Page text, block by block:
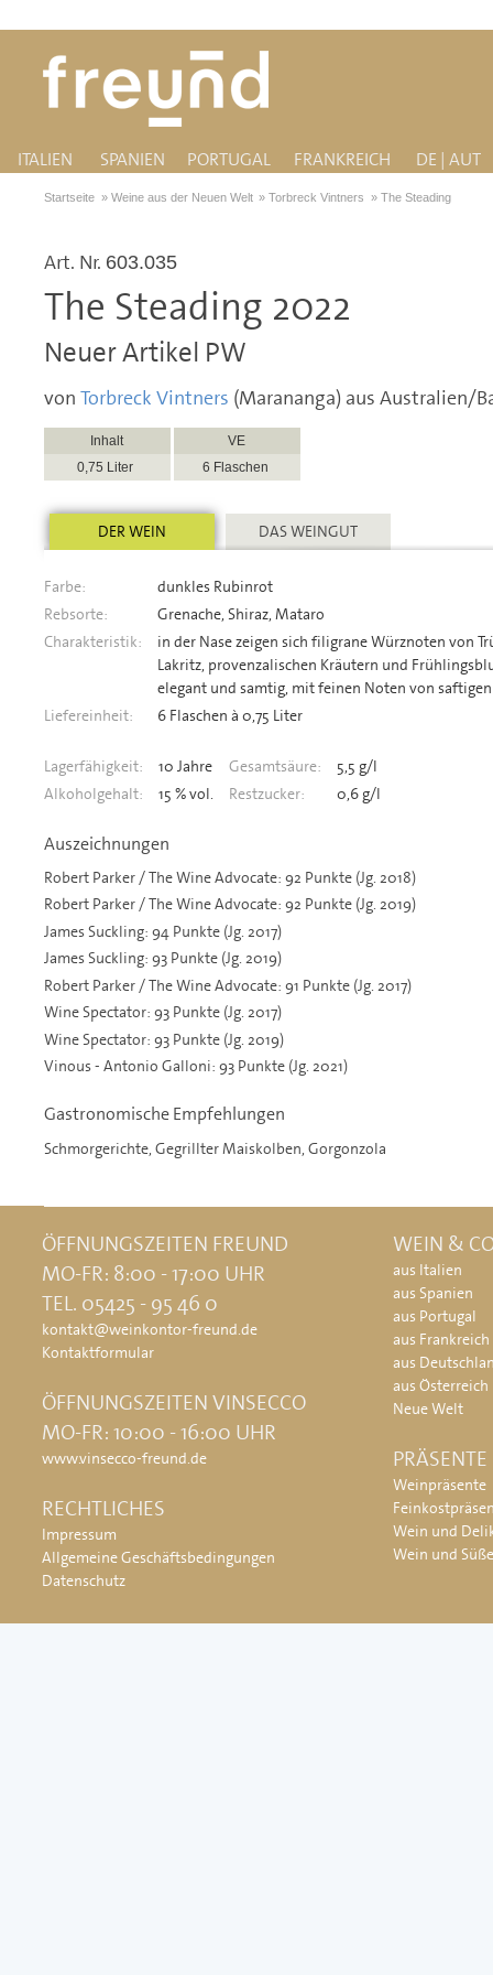
ITALIEN SPANIEN PORTUGAL FRANKREICH DE | AUT
Startseite » Weine aus der Neuen Welt »Torbreck Vintners »The Steading
Art. Nr. 603.035
The Steading 2022
Neuer Artikel PW
von Torbreck Vintners (Marananga) aus Australien/
Inhalt
VE
0,75 Liter
6 Flaschen
DER WEIN DAS WEINGUT
Farbe:
dunkles Rubinrot
Rebsorte:
Grenache, Shiraz, Mataro
Charakteristik:
in der Nase zeigen sich filigrane Würznoten von
Lakritz, provenzalischen Kräutern und
elegant und samtig, mit feinen Noten von
Liefereinheit:
6 Flaschen à 0,75 Liter
Lagerfähigkeit: 10 Jahre Gesamtsäure:
5,5 g/l
Alkoholgehalt:
15 % vol. Restzucker: 0,6 g/l
Auszeichnungen
Robert Parker / The Wine Advocate: 92 Punkte (Jg. 2018)
Robert Parker / The Wine Advocate: 92 Punkte (Jg. 2019)
James Suckling: 94 Punkte (Jg. 2017)
James Suckling: 93 Punkte (Jg. 2019)
Robert Parker / The Wine Advocate: 91 Punkte (Jg. 2017)
Wine Spectator: 93 Punkte (Jg. 2017)
Wine Spectator: 93 Punkte (Jg. 2019)
Vinous - Antonio Galloni: 93 Punkte (Jg. 2021)
Gastronomische Empfehlungen
Schmorgerichte, Gegrillter Maiskolben, Gorgonzola
ÖFFNUNGSZEITEN FREUND
MO-FR: 8:00 - 17:00 UHR
TEL. 05425 - 95 46 0
kontakt@weinkontor-freund.de
Kontaktformular
ÖFFNUNGSZEITEN VINSECCO
MO-FR: 10:00 - 16:00 UHR
www.vinsecco-freund.de
RECHTLICHES
Impressum
Allgemeine Geschäftsbedingungen
Datenschutz
WEIN &
aus Italien
aus Spanien
aus Portugal
aus Frankreich
aus
aus Österreich
Neue Welt
PRÄSENTE
Weinpräsente
Wein und
Wein und